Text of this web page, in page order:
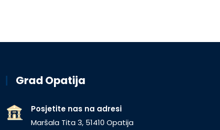
Grad Opatija
Posjetite nas na adresi
Maršala Tita 3, 51410 Opatija